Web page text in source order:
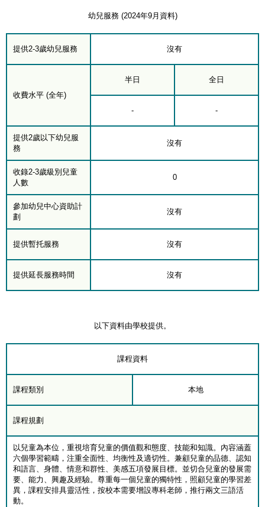
幼兒服務 (2024年9月資料)
提供2-3歲幼兒服務 沒有
收費水平 (全年)
半日 全日
- -
提供2歲以下幼兒服
務
沒有
收錄2-3歲級別兒童
人數
0
參加幼兒中心資助計
劃
沒有
提供暫托服務 沒有
提供延長服務時間 沒有
以下資料由學校提供。
課程資料
課程類別 本地
課程規劃
以兒童為本位，重視培育兒童的價值觀和態度、技能和知識。內容涵蓋
六個學習範疇，注重全面性、均衡性及適切性。兼顧兒童的品德、認知
和語言、身體、情意和群性、美感五項發展目標。並切合兒童的發展需
要、能力、興趣及經驗。尊重每一個兒童的獨特性，照顧兒童的學習差
異，課程安排具靈活性，按校本需要增設專科老師，推行兩文三語活
動。